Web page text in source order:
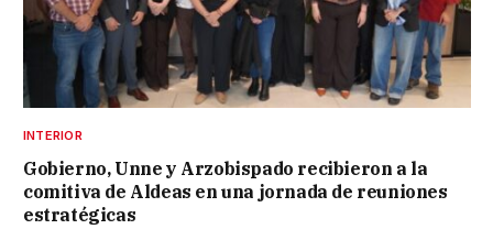
INTERIOR
Gobierno, Unne y Arzobispado recibieron a la
comitiva de Aldeas en una jornada de reuniones
estratégicas